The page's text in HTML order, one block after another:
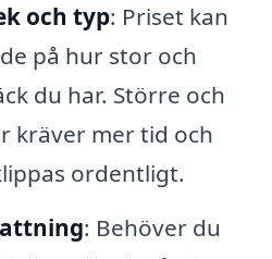
och typ: Priset kan
på hur stor och
du har. Större och
kräver mer tid och
ordentligt.
: Behöver du